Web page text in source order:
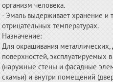
организм человека.
- Эмаль выдерживает хранение и
отрицательных температурах.
Назначение:
Для окрашивания
поверхностей, эксплуатируемых
(наружные стены и фасадные
скамьи) и внутри помещений